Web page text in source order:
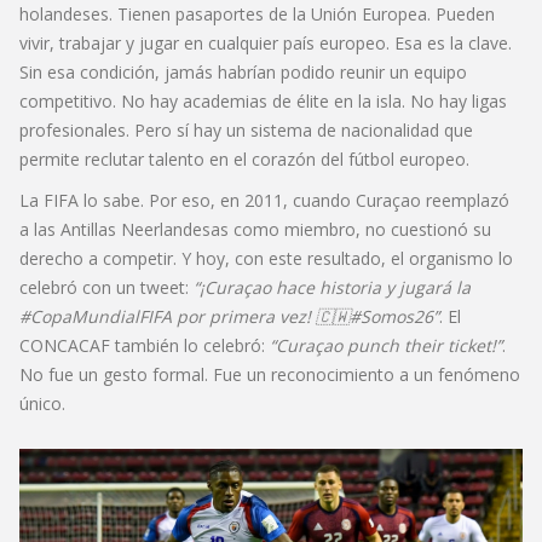
holandeses. Tienen pasaportes de la Unión Europea. Pueden
vivir, trabajar y jugar en cualquier país europeo. Esa es la clave.
Sin esa condición, jamás habrían podido reunir un equipo
competitivo. No hay academias de élite en la isla. No hay ligas
profesionales. Pero sí hay un sistema de nacionalidad que
permite reclutar talento en el corazón del fútbol europeo.
La FIFA lo sabe. Por eso, en 2011, cuando Curaçao reemplazó
a las Antillas Neerlandesas como miembro, no cuestionó su
derecho a competir. Y hoy, con este resultado, el organismo lo
celebró con un tweet: “¡Curaçao hace historia y jugará la
#CopaMundialFIFA por primera vez! 🇨🇼#Somos26”. El
CONCACAF también lo celebró: “Curaçao punch their ticket!”.
No fue un gesto formal. Fue un reconocimiento a un fenómeno
único.